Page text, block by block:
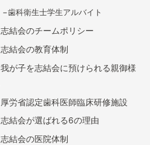
歯科衛生士学生アルバイト
志結会のチームポリシー
志結会の教育体制
我が子を志結会に預けられる親御様
厚労省認定歯科医師臨床研修施設
志結会が選ばれる6の理由
志結会の医院体制